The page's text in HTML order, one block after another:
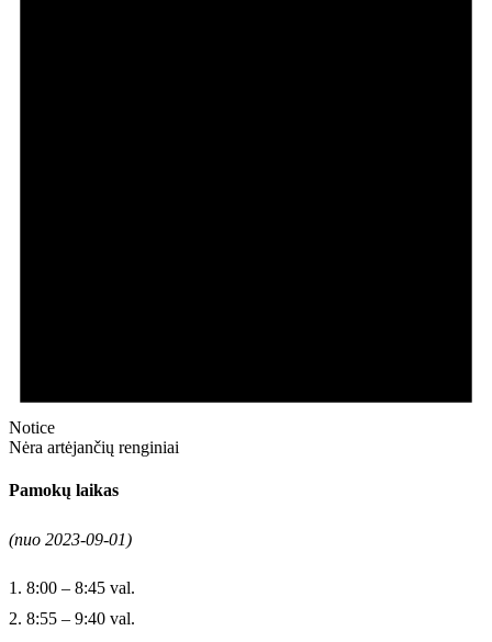
Notice
Nėra artėjančių renginiai
Pamokų laikas
(nuo 2023-09-01)
1. 8:00 – 8:45 val.
2. 8:55 – 9:40 val.